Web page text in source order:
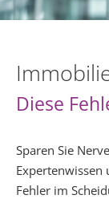
Diese
Sparen Sie
Expertenwissen
Fehler im